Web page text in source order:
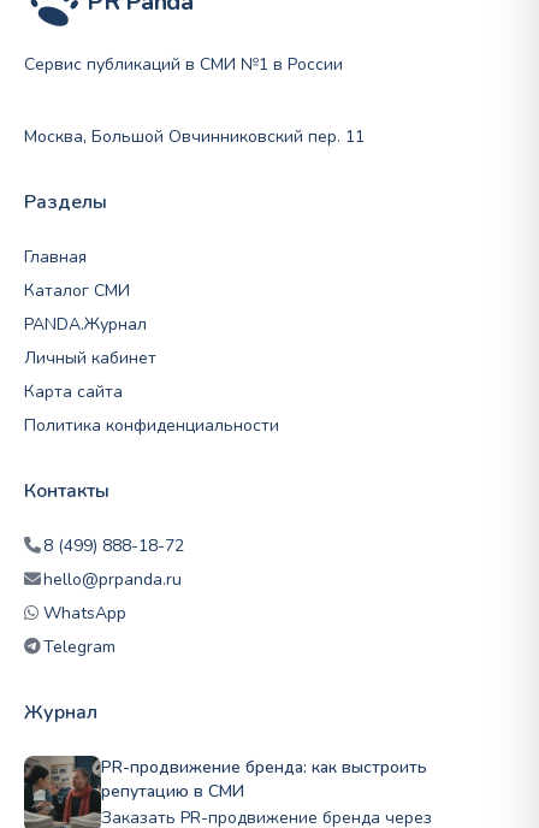
Сервис публикаций в СМИ №1 в России
Москва, Большой Овчинниковский пер. 11
Разделы
Главная
Каталог СМИ
PANDA.Журнал
Личный кабинет
Карта сайта
Политика конфиденциальности
Контакты
8 (499) 888-18-72
hello@prpanda.ru
WhatsApp
Telegram
Журнал
PR-продвижение бренда: как выстроить
репутацию в СМИ
Заказать PR-продвижение бренда через